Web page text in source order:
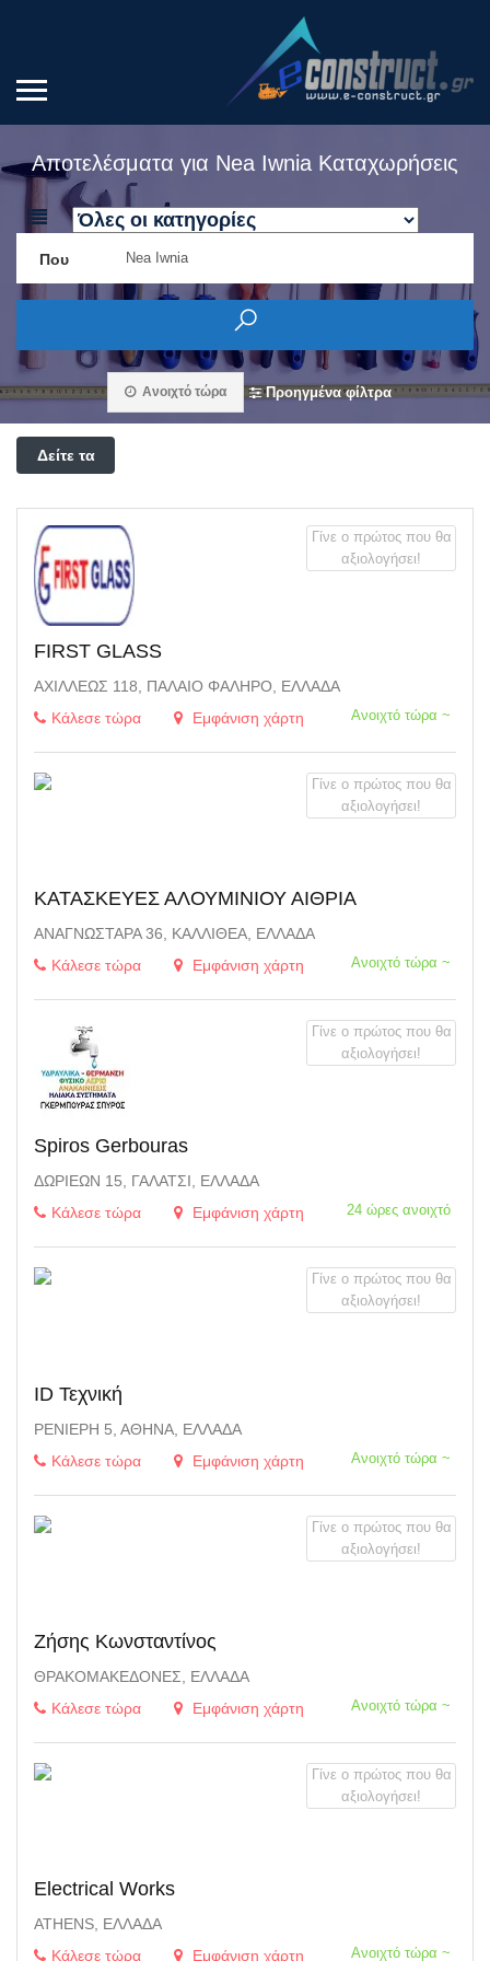
Αποτελέσματα για Nea Iwnia Καταχωρήσεις
Που
Ανοιχτό τώρα Προηγμένα φίλτρα
Δείτε τα
FIRST GLASS
ΑΧΙΛΛΈΩΣ 118, ΠΑΛΑΙΌ ΦΆΛΗΡΟ, ΕΛΛΆΔΑ
Κάλεσε τώρα
Εμφάνιση χάρτη Ανοιχτό τώρα ~
Γίνε ο πρώτος που θα
αξιολογήσει!
ΚΑΤΑΣΚΕΥΕΣ ΑΛΟΥΜΙΝΙΟΥ ΑΙΘΡΙΑ
ΑΝΑΓΝΩΣΤΑΡΆ 36, ΚΑΛΛΙΘΈΑ, ΕΛΛΆΔΑ
Κάλεσε τώρα
Εμφάνιση χάρτη Ανοιχτό τώρα ~
Γίνε ο πρώτος που θα
αξιολογήσει!
Spiros Gerbouras
ΔΩΡΙΈΩΝ 15, ΓΑΛΆΤΣΙ, ΕΛΛΆΔΑ
Κάλεσε τώρα
Εμφάνιση χάρτη 24 ώρες ανοιχτό
Γίνε ο πρώτος που θα
αξιολογήσει!
ID Τεχνική
ΡΕΝΙΈΡΗ 5, ΑΘΉΝΑ, ΕΛΛΆΔΑ
Κάλεσε τώρα
Εμφάνιση χάρτη Ανοιχτό τώρα ~
Γίνε ο πρώτος που θα
αξιολογήσει!
Ζήσης Κωνσταντίνος
ΘΡΑΚΟΜΑΚΕΔΌΝΕΣ, ΕΛΛΆΔΑ
Κάλεσε τώρα
Εμφάνιση χάρτη Ανοιχτό τώρα ~
Γίνε ο πρώτος που θα
αξιολογήσει!
Electrical Works
ATHENS, ΕΛΛΆΔΑ
Κάλεσε τώρα
Εμφάνιση χάρτη Ανοιχτό τώρα ~
Γίνε ο πρώτος που θα
αξιολογήσει!